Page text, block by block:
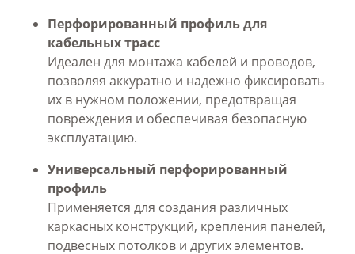
Перфорированный профиль для
кабельных трасс
Идеален для монтажа кабелей и проводов,
позволяя аккуратно и надежно фиксировать
их в нужном положении, предотвращая
повреждения и обеспечивая безопасную
эксплуатацию.
Универсальный перфорированный
профиль
Применяется для создания различных
каркасных конструкций, крепления панелей,
подвесных потолков и других элементов.